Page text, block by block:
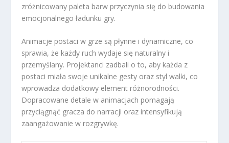
zróżnicowany paleta barw przyczynia się do budowania
emocjonalnego ładunku gry.
Animacje postaci w grze są płynne i dynamiczne, co
sprawia, że każdy ruch wydaje się naturalny i
przemyślany. Projektanci zadbali o to, aby każda z
postaci miała swoje unikalne gesty oraz styl walki, co
wprowadza dodatkowy element różnorodności.
Dopracowane detale w animacjach pomagają
przyciągnąć gracza do narracji oraz intensyfikują
zaangażowanie w rozgrywkę.